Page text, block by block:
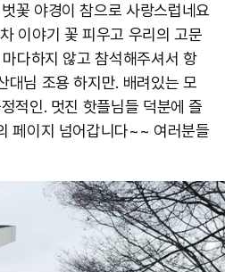
꽃 야경이 참으로 사랑스럽네요
이야기 꽃 피우고 우리의 고문
다하지 않고 참석해주셔서 항
님 조용 하지만. 배려있는 모
적인. 멋진 핫플님들 덕분에 즐
페이지 넘어갑니다~~ 여러분들